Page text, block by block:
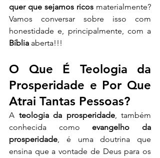
quer que sejamos ricos materialmente?
Vamos conversar sobre isso com
Bíblia aberta!!!
O Que É Teologia da
Prosperidade e Por Que
Atrai Tantas Pessoas?
A teologia da prosperidade, também
conhecida como evangelho da
prosperidade, é uma doutrina que
ensina que a vontade de Deus para os